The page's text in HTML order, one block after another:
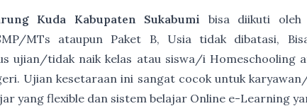
Kuda Kabupaten Sukabumi
bisa diikuti oleh
MTs ataupun Paket B, Usia tidak dibatasi,
ujian/tidak naik kelas atau siswa/i Homeschooling
Ujian kesetaraan ini sangat cocok untuk
yang flexible dan sistem belajar Online e-Learning